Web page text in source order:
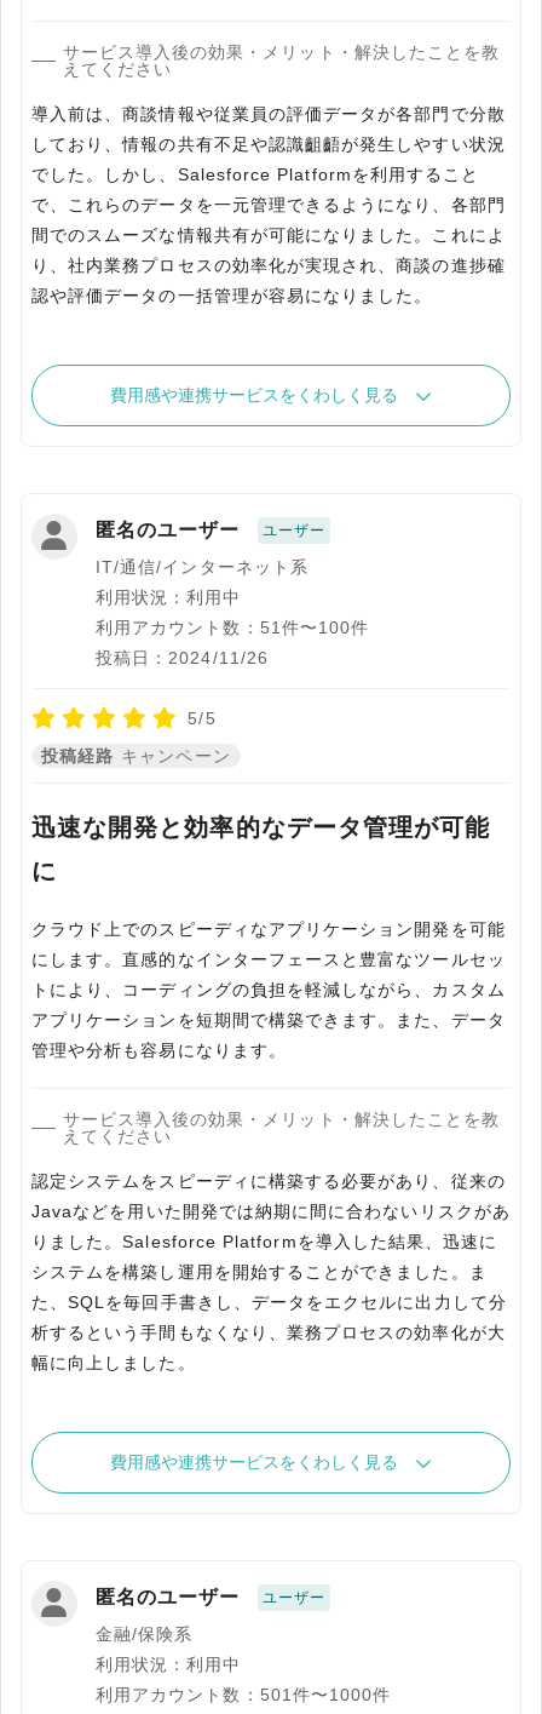
サービス導入後の効果・メリット・解決したことを教
えてください
導入前は、商談情報や従業員の評価データが各部門で分散
しており、情報の共有不足や認識齟齬が発生しやすい状況
でした。しかし、Salesforce Platformを利用すること
で、これらのデータを一元管理できるようになり、各部門
間でのスムーズな情報共有が可能になりました。これによ
り、社内業務プロセスの効率化が実現され、商談の進捗確
認や評価データの一括管理が容易になりました。
費用感や連携サービスをくわしく見る
匿名のユーザー ユーザー
IT/通信/インターネット系
利用状況：利用中
利用アカウント数：51件〜100件
投稿日：2024/11/26
5/5
投稿経路 キャンペーン
迅速な開発と効率的なデータ管理が可能
に
クラウド上でのスピーディなアプリケーション開発を可能
にします。直感的なインターフェースと豊富なツールセッ
トにより、コーディングの負担を軽減しながら、カスタム
アプリケーションを短期間で構築できます。また、データ
管理や分析も容易になります。
サービス導入後の効果・メリット・解決したことを教
えてください
認定システムをスピーディに構築する必要があり、従来の
Javaなどを用いた開発では納期に間に合わないリスクがあ
りました。Salesforce Platformを導入した結果、迅速に
システムを構築し運用を開始することができました。ま
た、SQLを毎回手書きし、データをエクセルに出力して分
析するという手間もなくなり、業務プロセスの効率化が大
幅に向上しました。
費用感や連携サービスをくわしく見る
匿名のユーザー ユーザー
金融/保険系
利用状況：利用中
利用アカウント数：501件〜1000件